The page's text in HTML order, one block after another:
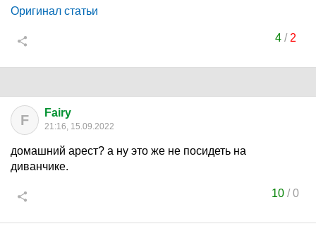
Оригинал статьи
4/ 2
F Fairy
21:16, 15.09.2022
домашний арест? а ну это же не посидеть на
диванчике.
10 /0